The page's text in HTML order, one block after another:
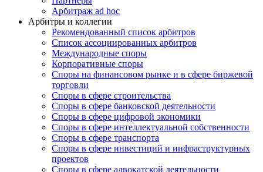
Арбитраж ad hoc
Арбитры и коллегии
Рекомендованный список арбитров
Список ассоциированных арбитров
Международные споры
Корпоративные споры
Споры на финансовом рынке и в сфере биржевой
торговли
Споры в сфере строительства
Споры в сфере банковской деятельности
Споры в сфере цифровой экономики
Споры в сфере интеллектуальной собственности
Споры в сфере транспорта
Cпоры в сфере инвестиций и инфраструктурных
проектов
Споры в сфере адвокатской деятельности